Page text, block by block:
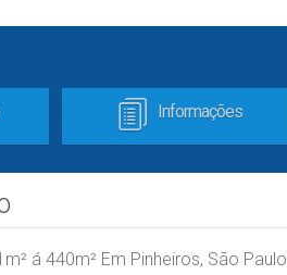
Informações
á 440m² Em Pinheiros, São Paulo